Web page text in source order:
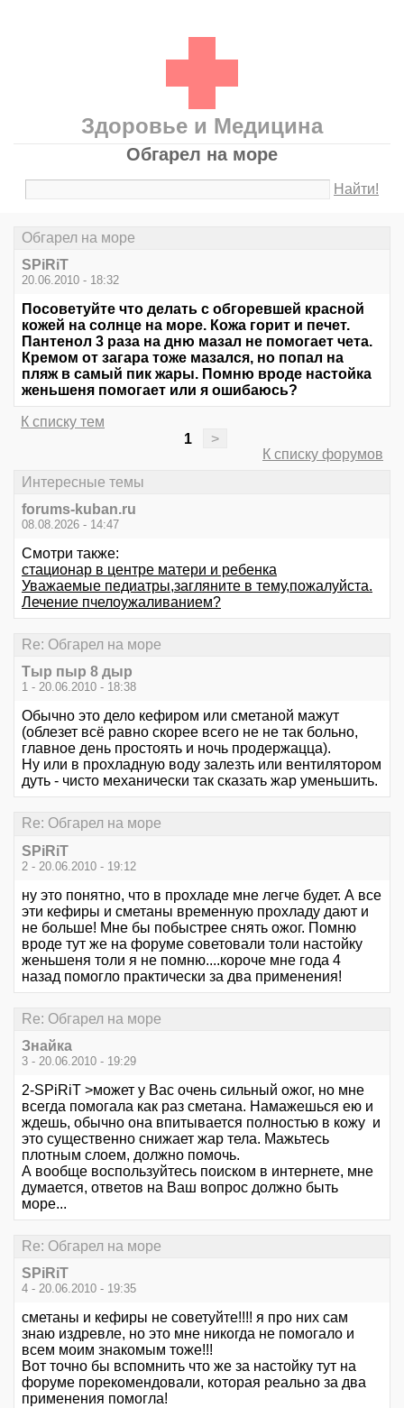
Здоровье и Медицина
Обгарел на море
Найти!
Обгарел на море
SPiRiT
20.06.2010 - 18:32
Посоветуйте что делать с обгоревшей красной
кожей на солнце на море. Кожа горит и печет.
Пантенол 3 раза на дню мазал не помогает чета.
Кремом от загара тоже мазался, но попал на
пляж в самый пик жары. Помню вроде настойка
женьшеня помогает или я ошибаюсь?
К списку тем
1
>
К списку форумов
Интересные темы
forums-kuban.ru
08.08.2026 - 14:47
Смотри также:
стационар в центре матери и ребенка
Уважаемые педиатры,загляните в тему,пожалуйста.
Лечение пчелоужаливанием?
Re: Обгарел на море
Тыр пыр 8 дыр
1 - 20.06.2010 - 18:38
Обычно это дело кефиром или сметаной мажут
(облезет всё равно скорее всего не не так больно,
главное день простоять и ночь продержацца).
Ну или в прохладную воду залезть или вентилятором
дуть - чисто механически так сказать жар уменьшить.
Re: Обгарел на море
SPiRiT
2 - 20.06.2010 - 19:12
ну это понятно, что в прохладе мне легче будет. А все
эти кефиры и сметаны временную прохладу дают и
не больше! Мне бы побыстрее снять ожог. Помню
вроде тут же на форуме советовали толи настойку
женьшеня толи я не помню....короче мне года 4
назад помогло практически за два применения!
Re: Обгарел на море
Знайка
3 - 20.06.2010 - 19:29
2-SPiRiT >может у Вас очень сильный ожог, но мне
всегда помогала как раз сметана. Намажешься ею и
ждешь, обычно она впитывается полностью в кожу и
это существенно снижает жар тела. Мажьтесь
плотным слоем, должно помочь.
А вообще воспользуйтесь поиском в интернете, мне
думается, ответов на Ваш вопрос должно быть
море...
Re: Обгарел на море
SPiRiT
4 - 20.06.2010 - 19:35
сметаны и кефиры не советуйте!!!! я про них сам
знаю издревле, но это мне никогда не помогало и
всем моим знакомым тоже!!!
Вот точно бы вспомнить что же за настойку тут на
форуме порекомендовали, которая реально за два
применения помогла!